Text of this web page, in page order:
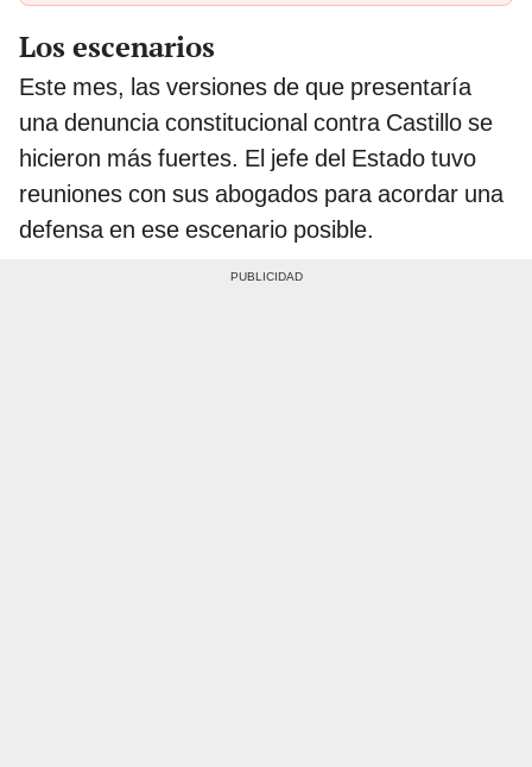
Los escenarios
Este mes, las versiones de que presentaría
una denuncia constitucional contra Castillo se
hicieron más fuertes. El jefe del Estado tuvo
reuniones con sus abogados para acordar una
defensa en ese escenario posible.